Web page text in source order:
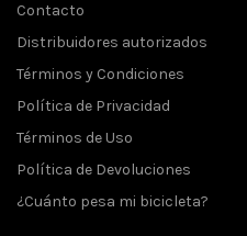
Contacto
Distribuidores autorizados
Términos y Condiciones
Política de Privacidad
Términos de Uso
Política de Devoluciones
¿Cuánto pesa mi bicicleta?